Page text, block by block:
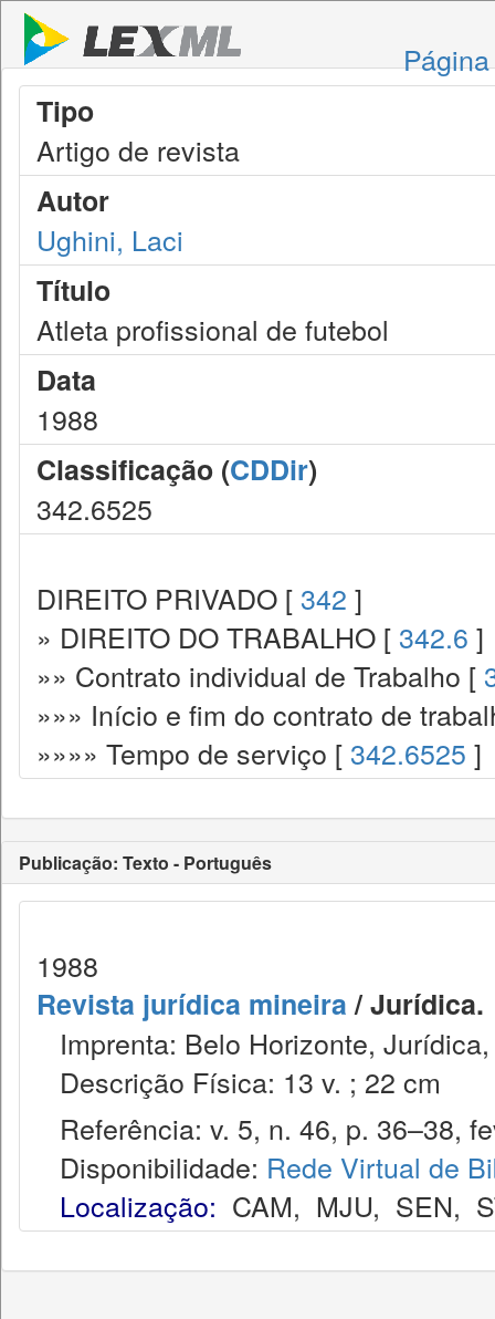
Tipo
Artigo de revista
Autor
Ughini, Laci
Título
Atleta profissional de futebol
Data
1988
Classificação (CDDir)
342.6525
DIREITO PRIVADO [ 342 ]
» DIREITO DO TRABALHO [ 342.6 ]
»» Contrato individual de Trabalho [
»»» Início e fim do contrato de
»»»» Tempo de serviço [ 342.6525 ]
Publicação: Texto - Português
1988
Revista jurídica mineira/ Jurídica.
Imprenta: Belo Horizonte,
Descrição Física: 13 v. ; 22 cm
Referência: v. 5, n. 46, p. 36–38,
Disponibilidade: Rede Virtual de
Localização: CAM, MJU, SEN,